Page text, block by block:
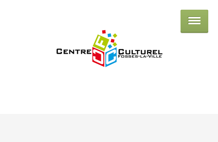
Centre culturel de Fosses-la-Ville